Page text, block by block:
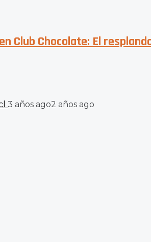
Club Chocolate: El
3 años ago2 años ago